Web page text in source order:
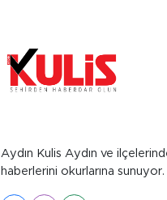
Aydın Kulis Aydın ve
haberlerini okurlarına sunuyor.